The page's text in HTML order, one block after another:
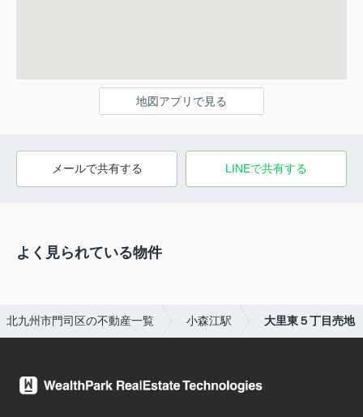
地図アプリで見る
メールで共有する LINEで共有する
よく見られている物件
北九州市門司区の不動産一覧 小森江駅 大里東５丁目売地